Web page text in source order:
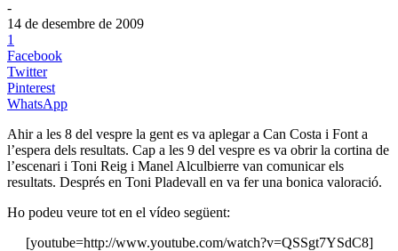
-
14 de desembre de 2009
1
Facebook
Twitter
Pinterest
WhatsApp
Ahir a les 8 del vespre la gent es va aplegar a Can Costa i Font a
l’espera dels resultats. Cap a les 9 del vespre es va obrir la cortina de
l’escenari i Toni Reig i Manel Alculbierre van comunicar els
resultats. Després en Toni Pladevall en va fer una bonica valoració.
Ho podeu veure tot en el vídeo següent:
[youtube=http://www.youtube.com/watch?v=QSSgt7YSdC8]